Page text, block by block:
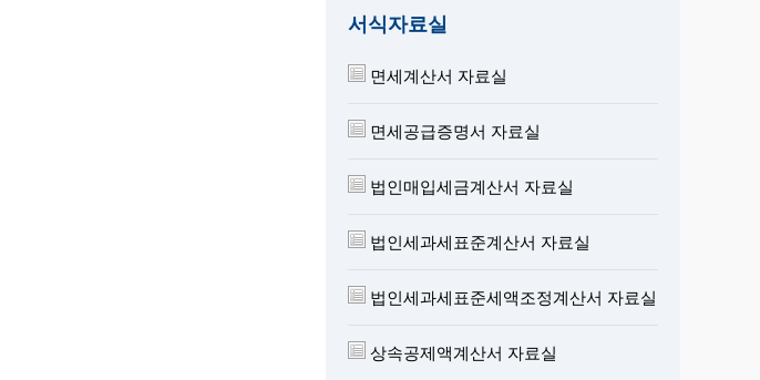
서식자료실
면세계산서 자료실
면세공급증명서 자료실
법인매입세금계산서 자료실
법인세과세표준계산서 자료실
법인세과세표준세액조정계산서 자료실
상속공제액계산서 자료실